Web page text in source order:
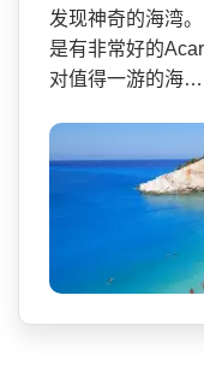
发现神奇的海湾
是有非常好的
对值得一游的海…